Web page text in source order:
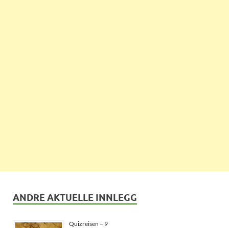
ANDRE AKTUELLE INNLEGG
Quizreisen – 9